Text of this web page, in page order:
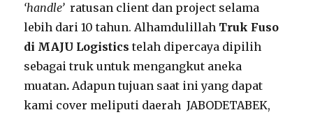
‘handle’ ratusan client dan project selama
lebih dari 10 tahun. Alhamdulillah Truk Fuso
di MAJU Logisticstelah dipercaya dipilih
sebagai truk untuk mengangkut aneka
muatan. Adapun tujuan saat ini yang dapat
kami cover meliputi daerah JABODETABEK,